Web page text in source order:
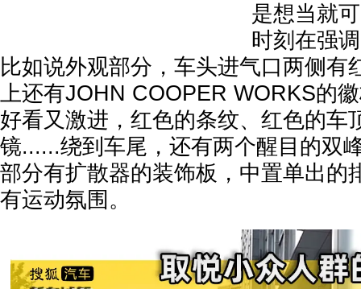
是想当就
时刻在强
比如说外观部分，车头进气口两侧有
上还有JOHN COOPER WORKS的
好看又激进，红色的条纹、红色的车
镜......绕到车尾，还有两个醒目的双
部分有扩散器的装饰板，中置单出的
有运动氛围。